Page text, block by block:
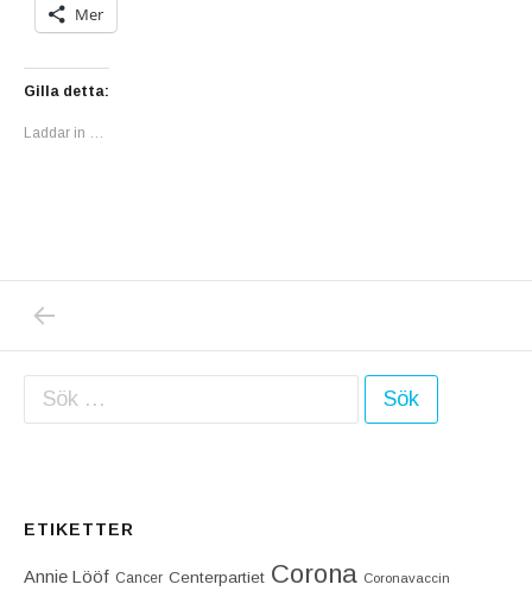
Mer
Gilla detta:
Laddar in …
Inläggsnavigering
Sök efter:
ETIKETTER
Annie Lööf Cancer Centerpartiet‎ Corona Coronavaccin